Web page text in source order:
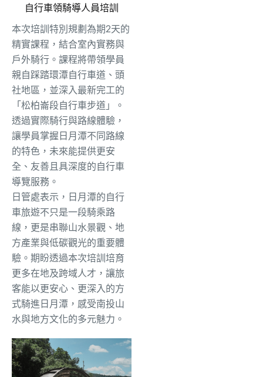
自行車領騎導人員培訓
本次培訓特別規劃為期2天的
精實課程，結合室內實務與
戶外騎行。課程將帶領學員
親自踩踏環潭自行車道、頭
社地區，並深入最新完工的
「松柏崙段自行車步道」。
透過實際騎行與路線體驗，
讓學員掌握日月潭不同路線
的特色，未來能提供更安
全、友善且具深度的自行車
導覽服務。
日管處表示，日月潭的自行
車旅遊不只是一段騎乘路
線，更是串聯山水景觀、地
方產業與低碳觀光的重要體
驗。期盼透過本次培訓培育
更多在地及跨域人才，讓旅
客能以更安心、更深入的方
式騎進日月潭，感受南投山
水與地方文化的多元魅力。